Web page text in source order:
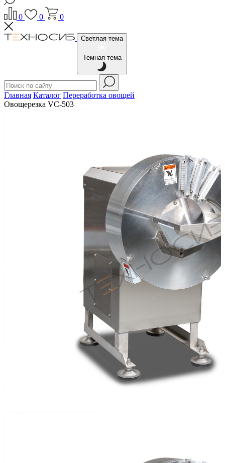
0 0 0
Светлая тема
Темная тема
Главная Каталог Переработка овощей
Овощерезка VC-503